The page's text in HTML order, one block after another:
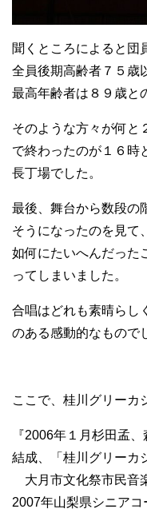
聞くところによると団
全員後期高齢者７５歳
最高年齢者は８９歳と
そのような方々が何と
で終わったのが１６時
長丁場でした。
最後、舞台から数段の
そうになったのを見て、
如何にたいへんだった
ってしまいました。
合唱はどれも素晴らし
のある感動的なもので
ここで、桂川グリーカ
『2006年１月杉田孟
結成、「桂川グリーカ
大月市文化祭市民音
2007年山梨県シニア